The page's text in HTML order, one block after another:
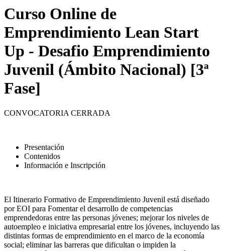
Curso Online de
Emprendimiento Lean Start
Up - Desafio Emprendimiento
Juvenil (Ámbito Nacional) [3ª
Fase]
CONVOCATORIA CERRADA
Presentación
Contenidos
Información e Inscripción
El Itinerario Formativo de Emprendimiento Juvenil está diseñado
por EOI para Fomentar el desarrollo de competencias
emprendedoras entre las personas jóvenes; mejorar los niveles de
autoempleo e iniciativa empresarial entre los jóvenes, incluyendo las
distintas formas de emprendimiento en el marco de la economía
social; eliminar las barreras que dificultan o impiden la